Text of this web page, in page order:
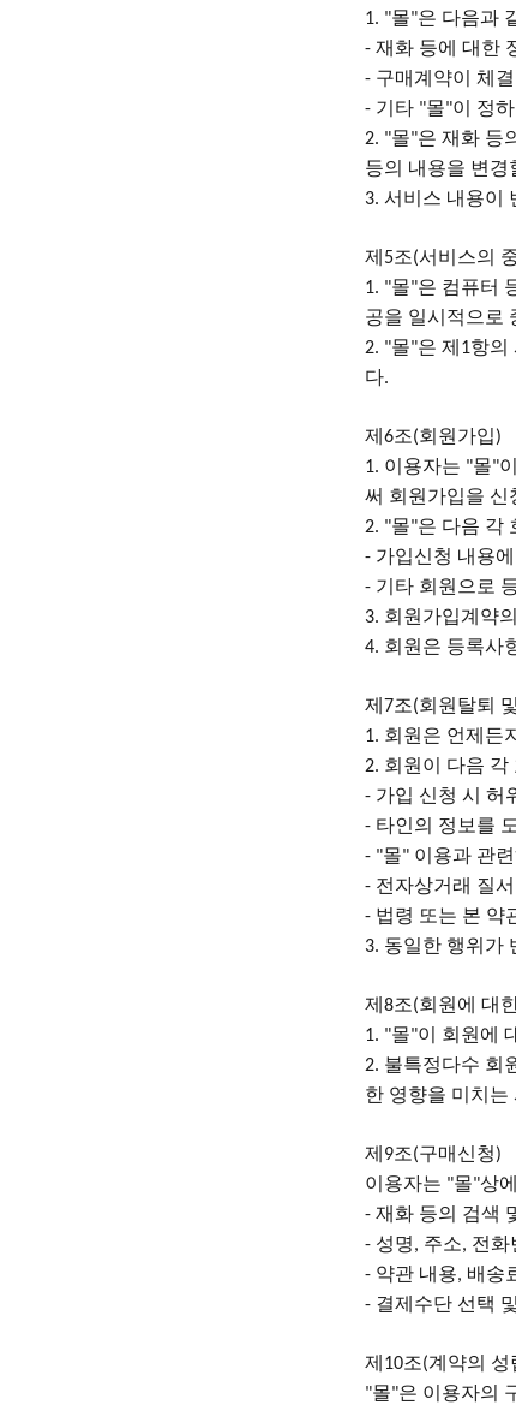
1. "몰"은 다음과
- 재화 등에 대한
- 구매계약이 체
- 기타 "몰"이 정
2. "몰"은 재화 등
등의 내용을 변경
3. 서비스 내용이
제 5조(서비스의
1. "몰"은 컴퓨터
공을 일시적으로
2. "몰"은 제 1항의
다.
제 6조(회원가입)
1. 이용자는 "몰"
써 회원가입을 신
2. "몰"은 다음 각
- 가입신청 내용에
- 기타 회원으로
3. 회원가입계약
4. 회원은 등록사
제 7조(회원탈퇴
1. 회원은 언제든
2. 회원이 다음 각
- 가입 신청 시 허
- 타인의 정보를
- "몰" 이용과 관
- 전자상거래 질
- 법령 또는 본 약
3. 동일한 행위가
제 8조(회원에 대
1. "몰"이 회원에
2. 불특정다수 회
한 영향을 미치는
제 9조(구매신청)
이용자는 "몰"상
- 재화 등의 검색
- 성명, 주소, 전화
- 약관 내용, 배송
- 결제수단 선택
제 10조(계약의 성
"몰"은 이용자의